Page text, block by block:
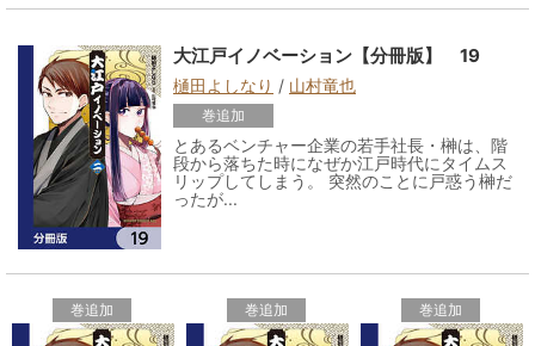
大江戸イノベーション【分冊版】 19
樋田よしなり / 山村竜也
巻追加
とあるベンチャー企業の若手社長・榊は、階
段から落ちた時になぜか江戸時代にタイムス
リップしてしまう。 突然のことに戸惑う榊だ
ったが...
巻追加 巻追加 巻追加